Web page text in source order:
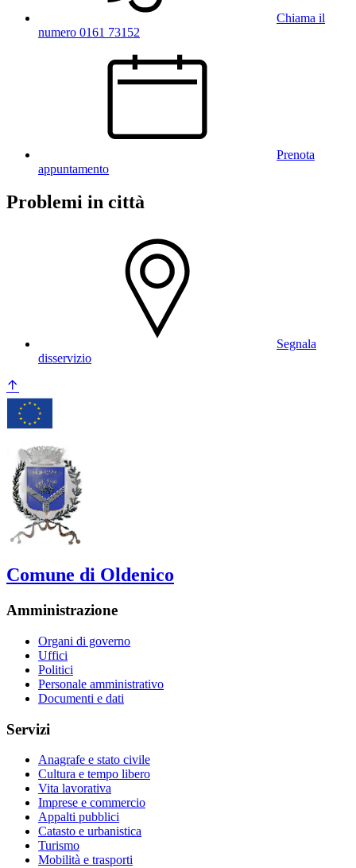
Chiama il
numero 0161 73152
Prenota
appuntamento
Problemi in città
Segnala
disservizio
Comune di Oldenico
Amministrazione
Organi di governo
Uffici
Politici
Personale amministrativo
Documenti e dati
Servizi
Anagrafe e stato civile
Cultura e tempo libero
Vita lavorativa
Imprese e commercio
Appalti pubblici
Catasto e urbanistica
Turismo
Mobilità e trasporti